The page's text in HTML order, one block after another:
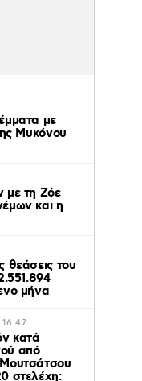
με
Μυκόνου
με τη Ζόε
και η
θεάσεις του
μήνα
κατά
από
στελέχη: